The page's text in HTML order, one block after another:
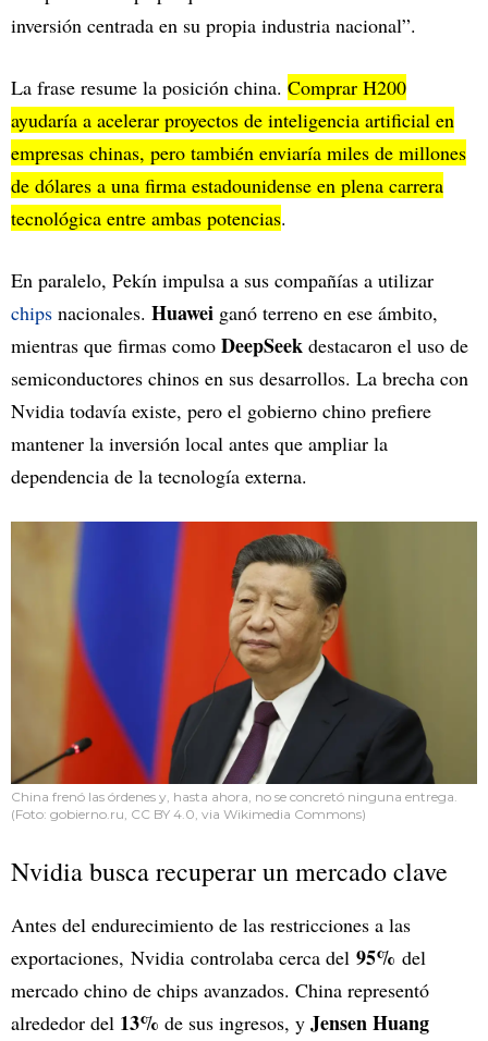
inversión centrada en su propia industria nacional”.
La frase resume la posición china. Comprar H200
ayudaría a acelerar proyectos de inteligencia artificial en
empresas chinas, pero también enviaría miles de millones
de dólares a una firma estadounidense en plena carrera
tecnológica entre ambas potencias.
En paralelo, Pekín impulsa a sus compañías a utilizar
chips nacionales. Huawei ganó terreno en ese ámbito,
mientras que firmas como DeepSeek destacaron el uso de
semiconductores chinos en sus desarrollos. La brecha con
Nvidia todavía existe, pero el gobierno chino prefiere
mantener la inversión local antes que ampliar la
dependencia de la tecnología externa.
China frenó las órdenes y, hasta ahora, no se concretó ninguna entrega.
(Foto: gobierno.ru, CC BY 4.0, via Wikimedia Commons)
Nvidia busca recuperar un mercado clave
Antes del endurecimiento de las restricciones a las
exportaciones, Nvidia controlaba cerca del 95% del
mercado chino de chips avanzados. China representó
alrededor del 13% de sus ingresos, y Jensen Huang